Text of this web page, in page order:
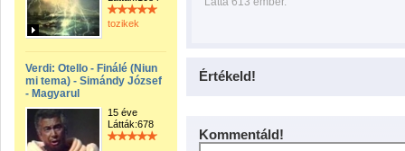
tozikek
Verdi: Otello - Finálé (Niun
mi tema) - Simándy József
- Magyarul
15 éve
Látták:678
Értékeld!
Kommentáld!